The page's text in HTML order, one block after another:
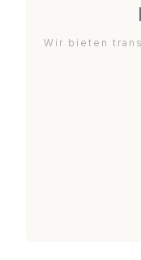
Wir bieten